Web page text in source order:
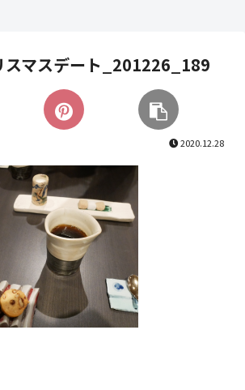
スマスデート_201226_189
2020.12.28